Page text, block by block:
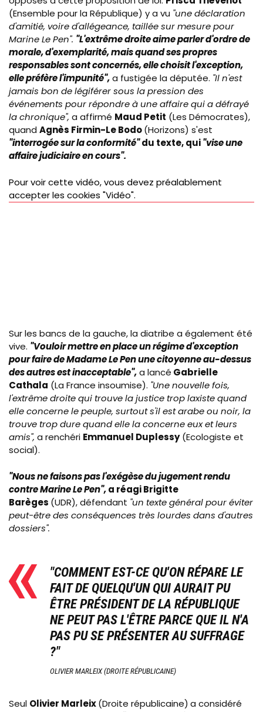
(Ensemble pour la République) y a vu "unedéclaration
d'amitié, voire d'allégeance, taillée sur mesure pour
Marine Le Pen". "L'extrême droite aime parler d'ordre de
morale, d'exemplarité, mais quand ses propres
responsables sont concernés, elle choisit l'exception,
elle préfère l'impunité",a fustigée la députée. "Il n'est
jamais bon delégiférer sous la pression des
événements pour répondre à une affaire qui a défrayé
la chronique", a affirmé Maud Petit (Les Démocrates),
quand Agnès Firmin-Le Bodo(Horizons) s'est
"interrogée sur la conformité"du texte, qui"vise une
affaire judiciaire en cours".
Pour voir cette vidéo, vous devez préalablement
accepter les cookies "Vidéo".
Sur les bancs de la gauche, la diatribe a également été
vive. "Vouloir mettre en place un régime d'exception
pour faire de Madame Le Pen une citoyenne au-dessus
des autres est inacceptable",a lancé Gabrielle
Cathala (La France insoumise). "Une nouvelle fois,
l'extrême droite qui trouve la justice trop laxiste quand
elle concerne le peuple, surtout s'il est arabe ou noir, la
trouve trop dure quand elle la concerne eux et leurs
amis", a renchéri Emmanuel Duplessy(Ecologiste et
social).
"Nous ne faisons pas l'exégèse du jugement rendu
contre Marine LePen",a réagi Brigitte
Barèges (UDR), défendant "un texte général pour éviter
peut-être des conséquences très lourdes dans d'autres
dossiers".
"COMMENT EST-CE QU'ON RÉPARE LE
FAIT DE QUELQU'UN QUI AURAIT PU
ÊTRE PRÉSIDENT DE LA RÉPUBLIQUE
NE PEUT PAS L'ÊTRE PARCE QUE IL N'A
PAS PU SE PRÉSENTER AU SUFFRAGE
?"
OLIVIER MARLEIX (DROITE RÉPUBLICAINE)
Seul Olivier Marleix(Droite républicaine) a considéré